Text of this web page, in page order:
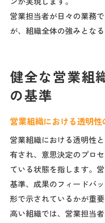
営業担当者が日々の業務
が、組織全体の強みとなる
健全な営業組
の基準
営業組織における透明性
営業組織における透明性
有され、意思決定のプロ
ている状態を指します。
基準、成果のフィードバ
形で示されているかが重
高い組織では、営業担当